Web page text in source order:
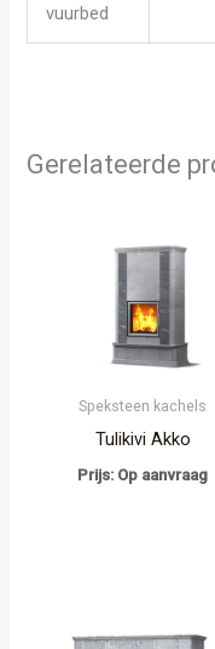
vuurbed
Gerelateerde
Speksteen kachels
Tulikivi Akko
Prijs: Op aanvraag